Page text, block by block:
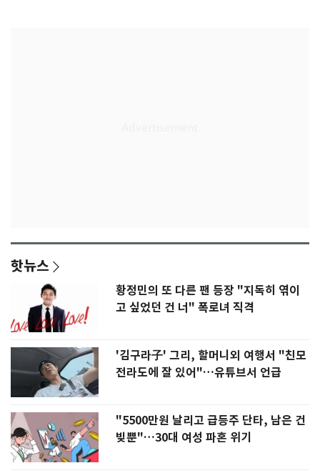
핫뉴스
황정민의 또 다른 팬 등장 "지독히 엮이
고 싶었던 건 너" 폭로녀 직격
'김구라子' 그리, 할머니외 여행서 "친모
전라도에 잘 있어"…유튜브서 언급
"5500만원 날리고 급등주 단타, 남은 건
빚뿐"…30대 여성 파혼 위기